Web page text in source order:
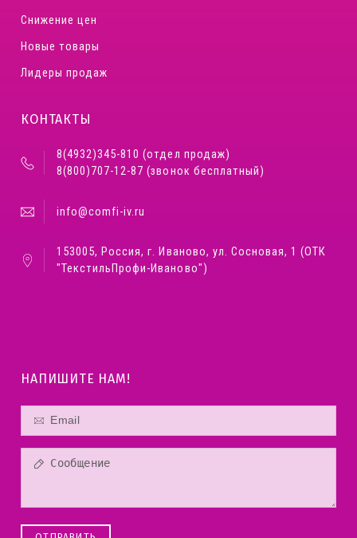
Снижение цен
Новые товары
Лидеры продаж
КОНТАКТЫ
8(4932)345-810 (отдел продаж)
8(800)707-12-87 (звонок бесплатный)
info@comfi-iv.ru
153005, Россия, г. Иваново, ул. Сосновая, 1 (ОТК
"ТекстильПрофи-Иваново")
НАПИШИТЕ НАМ!